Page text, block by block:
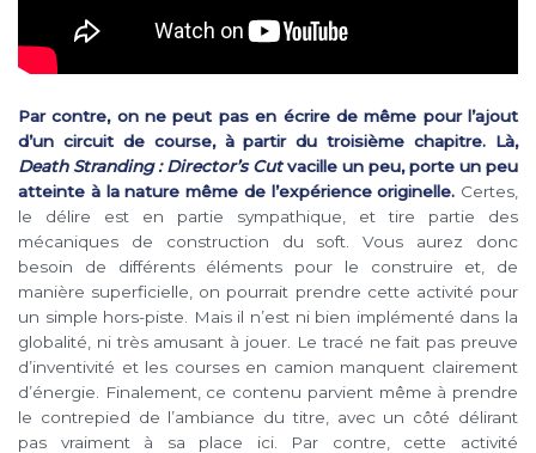
Par contre, on ne peut pas en écrire de même pour l’ajout
d’un circuit de course, à partir du troisième chapitre. Là,
Death Stranding : Director’s Cutvacille un peu, porte un peu
atteinte à la nature même de l’expérience originelle. Certes,
le délire est en partie sympathique, et tire partie des
mécaniques de construction du soft. Vous aurez donc
besoin de différents éléments pour le construire et, de
manière superficielle, on pourrait prendre cette activité pour
un simple hors-piste. Mais il n’est ni bien implémenté dans la
globalité, ni très amusant à jouer. Le tracé ne fait pas preuve
d’inventivité et les courses en camion manquent clairement
d’énergie. Finalement, ce contenu parvient même à prendre
le contrepied de l’ambiance du titre, avec un côté délirant
pas vraiment à sa place ici. Par contre, cette activité